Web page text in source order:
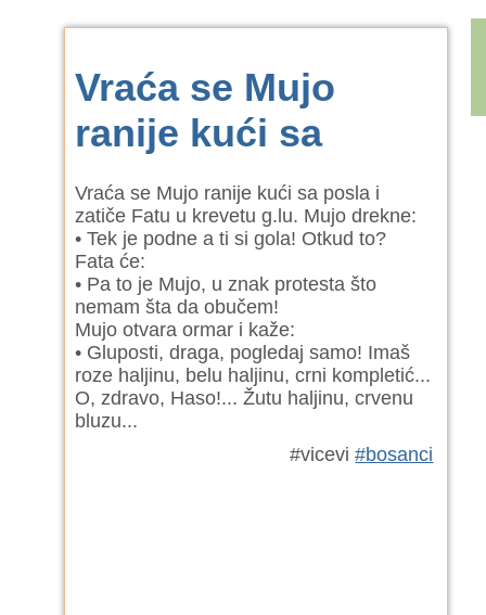
Vraća se Mujo
ranije kući sa
Vraća se Mujo ranije kući sa posla i
zatiče Fatu u krevetu g.lu. Mujo drekne:
• Tek je podne a ti si gola! Otkud to?
Fata će:
• Pa to je Mujo, u znak protesta što
nemam šta da obučem!
Mujo otvara ormar i kaže:
• Gluposti, draga, pogledaj samo! Imaš
roze haljinu, belu haljinu, crni kompletić...
O, zdravo, Haso!... Žutu haljinu, crvenu
bluzu...
#vicevi#bosanci